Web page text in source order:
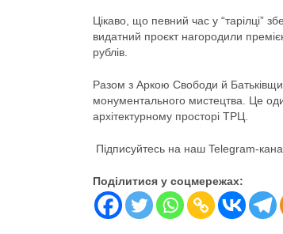
Цікаво, що певний час у “тарілці”
видатний проєкт нагородили
рублів.
Разом з Аркою Свободи й
монументального мистецтва. Це
архітектурному просторі ТРЦ.
Підписуйтесь на наш Telegram-
Поділитися у соцмережах: